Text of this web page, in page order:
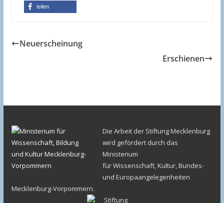
teilen
Neuerscheinung
Erschienen
Die Arbeit der Stiftung Mecklenburg
wird gefördert durch das
Ministerium
für Wissenschaft, Kultur, Bundes-
und Europaangelegenheiten
Mecklenburg-Vorpommern.